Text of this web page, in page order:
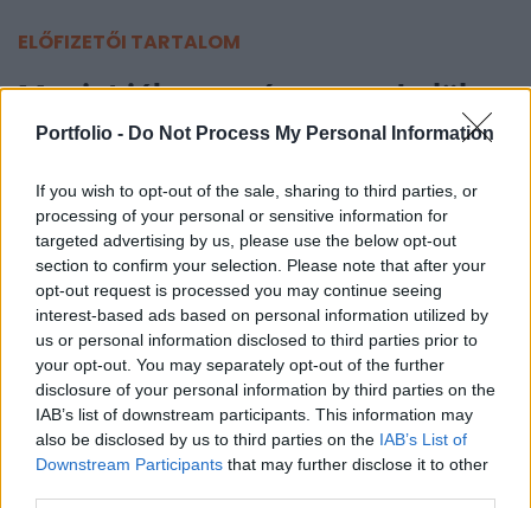
Portfolio - Do Not Process My Personal Information
If you wish to opt-out of the sale, sharing to third parties, or
processing of your personal or sensitive information for
targeted advertising by us, please use the below opt-out
section to confirm your selection. Please note that after your
opt-out request is processed you may continue seeing
interest-based ads based on personal information utilized by
us or personal information disclosed to third parties prior to
your opt-out. You may separately opt-out of the further
disclosure of your personal information by third parties on the
IAB’s list of downstream participants. This information may
also be disclosed by us to third parties on the IAB’s List of
Downstream Participants that may further disclose it to other
ELŐFIZETŐI TARTALOM
Megint jókora esés napon belül
2009. február 26. 22:15
Komoly pluszban, 7,400 pontnál is járt a Dow
Jones index a csütörtöki kereskedési napon,
azonban zárni csak 7,200 pont alatt, mintegy 1%-
os mínuszban tudott, így napon belül megint elég
komoly esésnek lehettünk szemtanúi az amerikai
tőzsdéken.
Tele volt a csütörtöki amerikai piacnyitás rossz makro
hírekkel, az indexek mégis komoly emelkedéssel kezdték